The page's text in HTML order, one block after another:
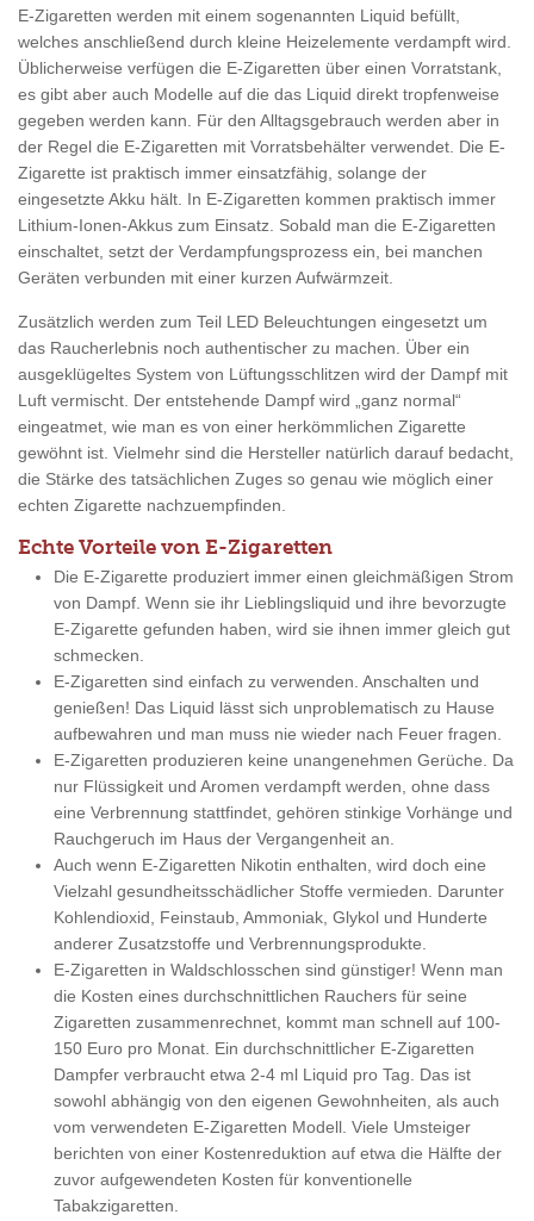
E-Zigaretten werden mit einem sogenannten Liquid befüllt,
welches anschließend durch kleine Heizelemente verdampft wird.
Üblicherweise verfügen die E-Zigaretten über einen Vorratstank,
es gibt aber auch Modelle auf die das Liquid direkt tropfenweise
gegeben werden kann. Für den Alltagsgebrauch werden aber in
der Regel die E-Zigaretten mit Vorratsbehälter verwendet. Die E-
Zigarette ist praktisch immer einsatzfähig, solange der
eingesetzte Akku hält. In E-Zigaretten kommen praktisch immer
Lithium-Ionen-Akkus zum Einsatz. Sobald man die E-Zigaretten
einschaltet, setzt der Verdampfungsprozess ein, bei manchen
Geräten verbunden mit einer kurzen Aufwärmzeit.
Zusätzlich werden zum Teil LED Beleuchtungen eingesetzt um
das Raucherlebnis noch authentischer zu machen. Über ein
ausgeklügeltes System von Lüftungsschlitzen wird der Dampf mit
Luft vermischt. Der entstehende Dampf wird „ganz normal“
eingeatmet, wie man es von einer herkömmlichen Zigarette
gewöhnt ist. Vielmehr sind die Hersteller natürlich darauf bedacht,
die Stärke des tatsächlichen Zuges so genau wie möglich einer
echten Zigarette nachzuempfinden.
Echte Vorteile von E-Zigaretten
Die E-Zigarette produziert immer einen gleichmäßigen Strom
von Dampf. Wenn sie ihr Lieblingsliquid und ihre bevorzugte
E-Zigarette gefunden haben, wird sie ihnen immer gleich gut
schmecken.
E-Zigaretten sind einfach zu verwenden. Anschalten und
genießen! Das Liquid lässt sich unproblematisch zu Hause
aufbewahren und man muss nie wieder nach Feuer fragen.
E-Zigaretten produzieren keine unangenehmen Gerüche. Da
nur Flüssigkeit und Aromen verdampft werden, ohne dass
eine Verbrennung stattfindet, gehören stinkige Vorhänge und
Rauchgeruch im Haus der Vergangenheit an.
Auch wenn E-Zigaretten Nikotin enthalten, wird doch eine
Vielzahl gesundheitsschädlicher Stoffe vermieden. Darunter
Kohlendioxid, Feinstaub, Ammoniak, Glykol und Hunderte
anderer Zusatzstoffe und Verbrennungsprodukte.
E-Zigaretten in Waldschlosschen sind günstiger! Wenn man
die Kosten eines durchschnittlichen Rauchers für seine
Zigaretten zusammenrechnet, kommt man schnell auf 100-
150 Euro pro Monat. Ein durchschnittlicher E-Zigaretten
Dampfer verbraucht etwa 2-4 ml Liquid pro Tag. Das ist
sowohl abhängig von den eigenen Gewohnheiten, als auch
vom verwendeten E-Zigaretten Modell. Viele Umsteiger
berichten von einer Kostenreduktion auf etwa die Hälfte der
zuvor aufgewendeten Kosten für konventionelle
Tabakzigaretten.